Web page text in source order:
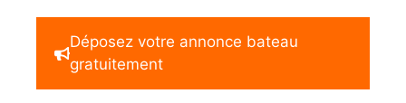
Déposez votre annonce bateau
gratuitement